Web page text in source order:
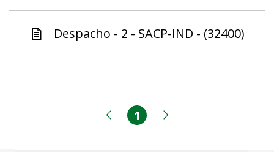
Despacho - 2 - SACP-IND - (32400)
Página anterior
Página
1